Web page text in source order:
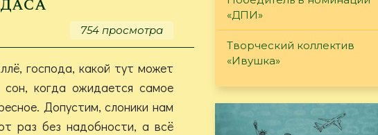
Гуманитарном
центре!»
754 просмотра
господа, какой тут может
сон, когда ожидается самое
Допустим, слоники нам
раз без надобности, а всё
«ДПИ»
Творческий коллектив
«Ивушка»